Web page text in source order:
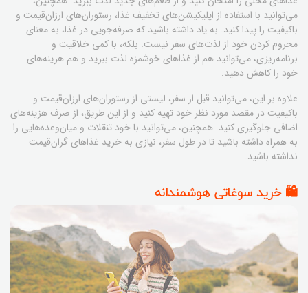
می‌توانید با استفاده از اپلیکیشن‌های تخفیف غذا، رستوران‌های ارزان‌قیمت و
باکیفیت را پیدا کنید. به یاد داشته باشید که صرفه‌جویی در غذا، به معنای
محروم کردن خود از لذت‌های سفر نیست. بلکه، با کمی خلاقیت و
برنامه‌ریزی، می‌توانید هم از غذاهای خوشمزه لذت ببرید و هم هزینه‌های
خود را کاهش دهید.
علاوه بر این، می‌توانید قبل از سفر، لیستی از رستوران‌های ارزان‌قیمت و
باکیفیت در مقصد مورد نظر خود تهیه کنید و از این طریق، از صرف هزینه‌های
اضافی جلوگیری کنید. همچنین، می‌توانید با خود تنقلات و میان‌وعده‌هایی را
به همراه داشته باشید تا در طول سفر، نیازی به خرید غذاهای گران‌قیمت
نداشته باشید.
🛍️ خرید سوغاتی هوشمندانه